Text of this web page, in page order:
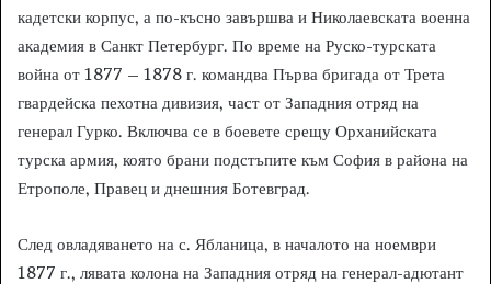
кадетски корпус, а по-късно завършва и Николаевската военна
академия в Санкт Петербург. По време на Руско-турската
война от 1877 – 1878 г. командва Първа бригада от Трета
гвардейска пехотна дивизия, част от Западния отряд на
генерал Гурко. Включва се в боевете срещу Орханийската
турска армия, която брани подстъпите към София в района на
Етрополе, Правец и днешния Ботевград.
След овладяването на с. Ябланица, в началото на ноември
1877 г., лявата колона на Западния отряд на генерал-адютант